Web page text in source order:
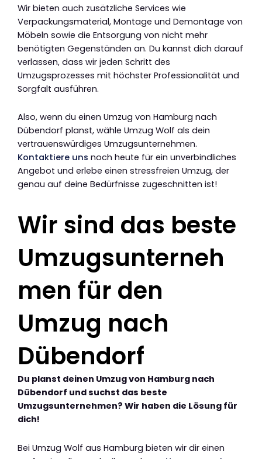
Wir bieten auch zusätzliche Services wie
Verpackungsmaterial, Montage und Demontage von
Möbeln sowie die Entsorgung von nicht mehr
benötigten Gegenständen an. Du kannst dich darauf
verlassen, dass wir jeden Schritt des
Umzugsprozesses mit höchster Professionalität und
Sorgfalt ausführen.
Also, wenn du einen Umzug von Hamburg nach
Dübendorf planst, wähle Umzug Wolf als dein
vertrauenswürdiges Umzugsunternehmen.
Kontaktiere uns noch heute für ein unverbindliches
Angebot und erlebe einen stressfreien Umzug, der
genau auf deine Bedürfnisse zugeschnitten ist!
Wir sind das beste
Umzugsunterneh
men für den
Umzug nach
Dübendorf
Du planst deinen Umzug von Hamburg nach
Dübendorf und suchst das beste
Umzugsunternehmen? Wir haben die Lösung für
dich!
Bei Umzug Wolf aus Hamburg bieten wir dir einen